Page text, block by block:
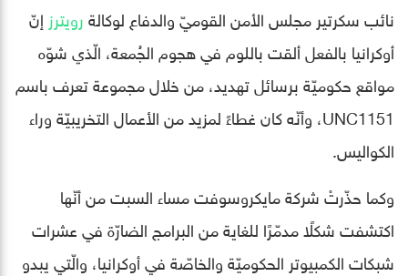
نائب سكرتير مجلس الأمن القوميّ والدفاع لوكالةرويترز إنّ
أوكرانيا بالفعل ألقت باللوم في هجوم الجُمعة، الّذي شوّه
مواقع حكوميّة برسائل تهديد، من خلال مجموعة تعرف باسم
UNC1151، وأنّه كان غطاءً لمزيد من الأعمال التخريبيّة وراء
الكواليس.
وكما حذّرتْ شركة مايكروسوفت مساء السبت من أنّها
اكتشفت شكلًا مدمّرًا للغاية من البرامج الضارّة في عشرات
شبكات الكمبيوتر الحكوميّة والخاصّة في أوكرانيا، والّتي يبدو